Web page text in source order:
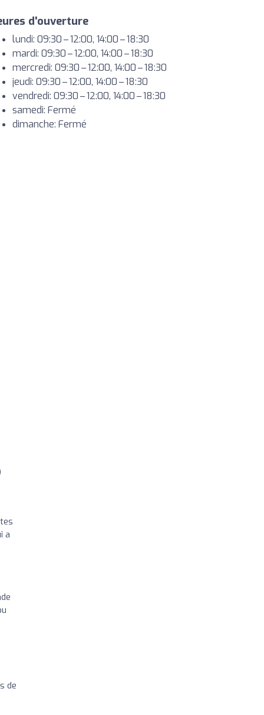
d'ouverture
lundi: 09:30 – 12:00, 14:00 – 18:30
mardi: 09:30 – 12:00, 14:00 – 18:30
mercredi: 09:30 – 12:00, 14:00 – 18:30
jeudi: 09:30 – 12:00, 14:00 – 18:30
vendredi: 09:30 – 12:00, 14:00 – 18:30
samedi: Fermé
dimanche: Fermé
a
de